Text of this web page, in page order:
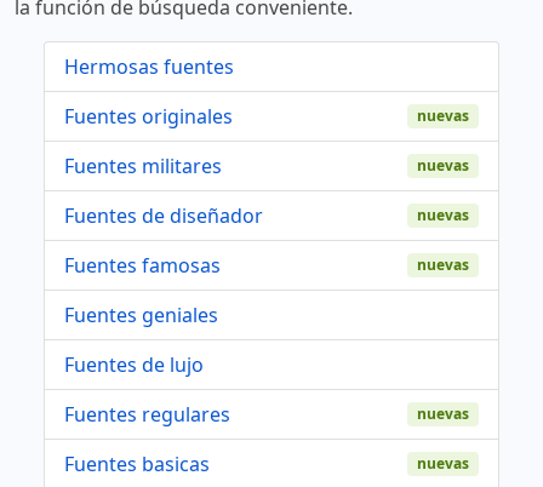
la función de búsqueda conveniente.
Hermosas fuentes
Fuentes originales
nuevas
Fuentes militares nuevas
Fuentes de diseñador nuevas
Fuentes famosas nuevas
Fuentes geniales
Fuentes de lujo
Fuentes regulares
nuevas
Fuentes basicas nuevas